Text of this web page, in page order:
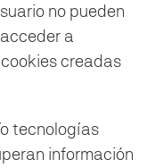
no pueden
a
creadas
tecnologías
información